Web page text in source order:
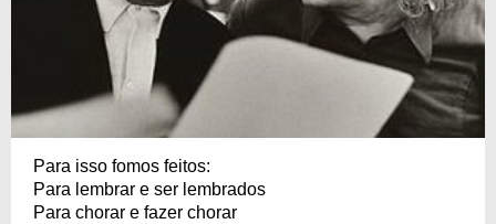
Para isso fomos feitos:
Para lembrar e ser lembrados
Para chorar e fazer chorar